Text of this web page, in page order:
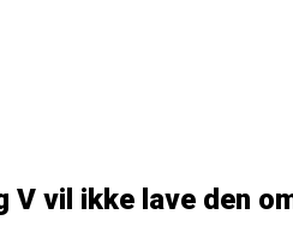
V vil ikke lave den